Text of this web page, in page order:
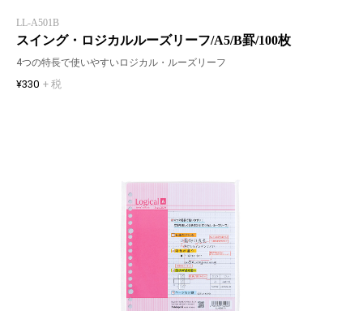
LL-A501B
スイング・ロジカルルーズリーフ/A5/B罫/100枚
4つの特長で使いやすいロジカル・ルーズリーフ
¥330 + 税